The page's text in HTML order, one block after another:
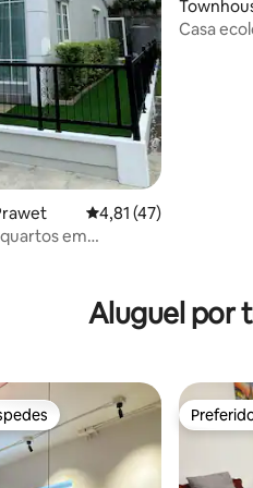
4,81 de uma avaliação
4,81 (47)
em
Casa
Aluguel por
dos hóspedes